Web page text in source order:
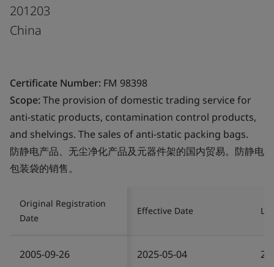
201203
China
Certificate Number: FM 98398
Scope:The provision of domestic trading service for
anti-static products, contamination control products,
and shelvings. The sales of anti-static packing bags.
防静电产品、无尘净化产品及元器件架的国内贸易。防静电
包装袋的销售。
Original Registration
Date
Effective Date
2005-09-26 2025-05-04